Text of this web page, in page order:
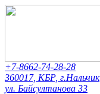
+7-8662-74-28-28
360017, КБР, г.Нальчик
ул. Байсултанова 33